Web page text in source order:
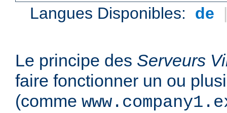
Langues Disponibles: de
Le principe des Serveurs
faire fonctionner un ou
(comme